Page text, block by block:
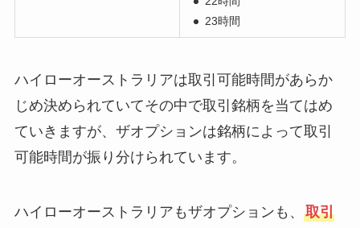
23時間
ハイローオーストラリアは取引可能時間があらか
じめ決められていてその中で取引銘柄を当てはめ
ていきますが、ザオプションは銘柄によって取引
可能時間が振り分けられています。
ハイローオーストラリアもザオプションも、 取引